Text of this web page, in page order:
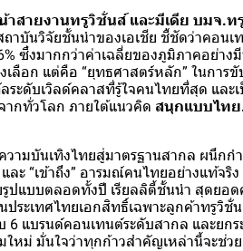
สายงานทรูวิชั่นส์ และมีเดีย บมจ.ท
ถาบันวิจัยชั้นนำของเอเชีย ชี้ชัดว่าคอ
ซึ่งมากกว่าค่าเฉลี่ยของภูมิภาคอย่าง
เลือก แต่คือ “ยุทธศาสตร์หลัก” ในการ
ระดับเวิลด์คลาสที่รู้ใจคนไทยที่สุด แล
กทั่วโลก ภายใต้แนวคิด สนุกแบบไทย
วามบันเทิงไทยสู่มาตรฐานสากล ผนึก
และ “เข้าถึง” อารมณ์คนไทยอย่างแท้จ
แบบตลอดทั้งปี เรียลลิตี้ชั้นนำ สุดยอด
ระเทศไทยเอกสิทธิ์เฉพาะลูกค้าทรูวิชั่
แบรนด์คอนเทนต์ระดับสากล และยก
ใหม่ มั่นใจว่าทุกก้าวสำคัญเหล่านี้จะช่